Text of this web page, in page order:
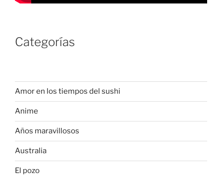
Categorías
Amor en los tiempos del sushi
Anime
Años maravillosos
Australia
El pozo